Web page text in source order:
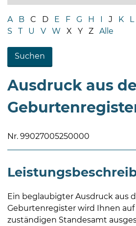
Fr
08
Uhr
Do
08
Uhr
und
A B C D E F G H I J K L
S
T U V W X Y Z Alle
Ausdruck aus
Nr. 99027005250000
Ein beglaubigter Ausdruck aus
Geburtenregister wird Ihnen
zuständigen Standesamt